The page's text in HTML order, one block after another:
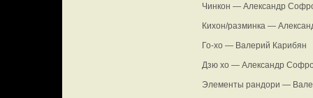
Чинкон — Александр
Кихон/разминка —
Го-хо — Валерий Карибян
Дзю хо — Александр
Элементы рандори —